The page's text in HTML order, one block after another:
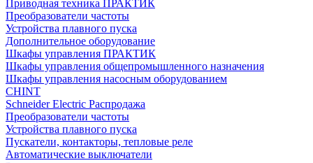
Приводная техника ПРАКТИК
Преобразователи частоты
Устройства плавного пуска
Дополнительное оборудование
Шкафы управления ПРАКТИК
Шкафы управления общепромышленного назначения
Шкафы управления насосным оборудованием
CHINT
Schneider Electric Распродажа
Преобразователи частоты
Устройства плавного пуска
Пускатели, контакторы, тепловые реле
Автоматические выключатели